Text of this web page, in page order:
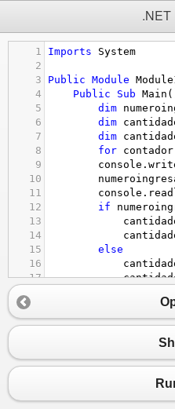
1 Imports
System
2
3
Public Module
4
Public Sub Main
5
dim
6
dim
7
dim
8
for contador
9
10
11
12
if
13
14
15
else
16
17
19
20